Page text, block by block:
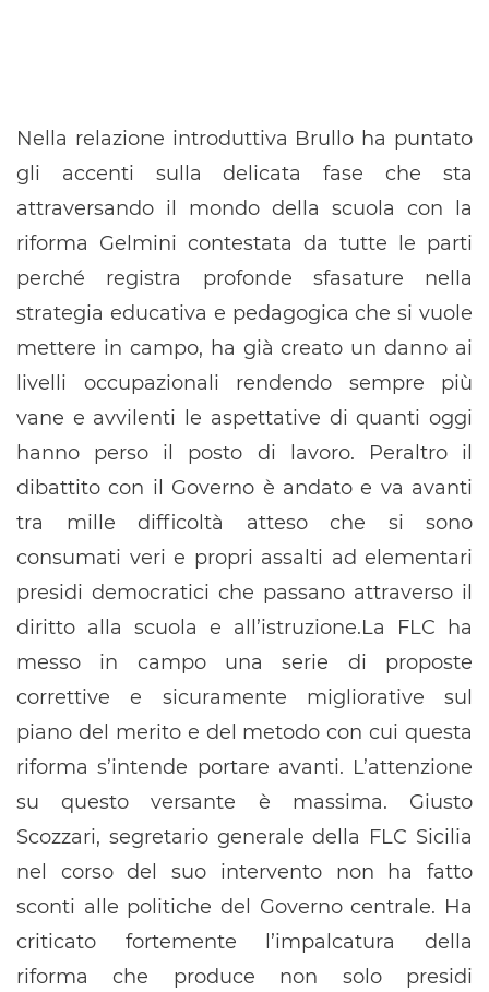
Nella relazione introduttiva Brullo ha puntato
gli accenti sulla delicata fase che sta
attraversando il mondo della scuola con la
riforma Gelmini contestata da tutte le parti
perché registra profonde sfasature nella
strategia educativa e pedagogica che si vuole
mettere in campo, ha già creato un danno ai
livelli occupazionali rendendo sempre più
vane e avvilenti le aspettative di quanti oggi
hanno perso il posto di lavoro. Peraltro il
dibattito con il Governo è andato e va avanti
tra mille difficoltà atteso che si sono
consumati veri e propri assalti ad elementari
presidi democratici che passano attraverso il
diritto alla scuola e all’istruzione.La FLC ha
messo in campo una serie di proposte
correttive e sicuramente migliorative sul
piano del merito e del metodo con cui questa
riforma s’intende portare avanti. L’attenzione
su questo versante è massima. Giusto
Scozzari, segretario generale della FLC Sicilia
nel corso del suo intervento non ha fatto
sconti alle politiche del Governo centrale. Ha
criticato fortemente l’impalcatura della
riforma che produce non solo presidi